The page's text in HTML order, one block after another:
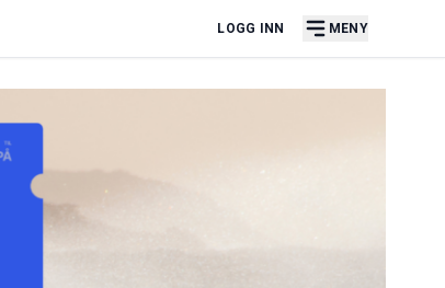
LOGG INN MENY